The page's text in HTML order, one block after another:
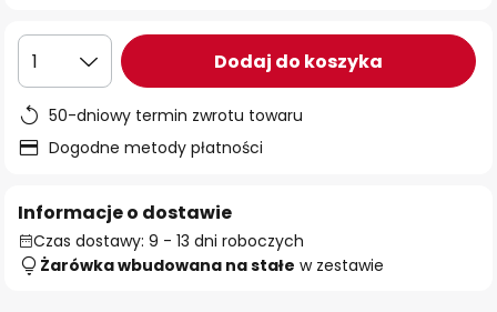
1 Dodaj do koszyka
50-dniowy termin zwrotu towaru
Dogodne metody płatności
Informacje o dostawie
Czas dostawy: 9 - 13 dni roboczych
Żarówka wbudowana na stałe w zestawie